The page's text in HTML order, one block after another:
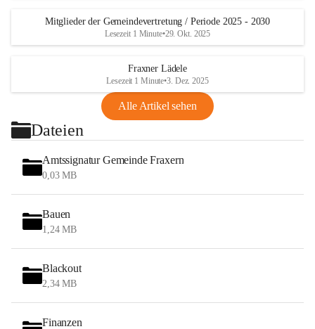
Mitglieder der Gemeindevertretung / Periode 2025 - 2030
Lesezeit 1 Minute•29. Okt. 2025
Fraxner Lädele
Lesezeit 1 Minute•3. Dez. 2025
Alle Artikel sehen
Dateien
Amtssignatur Gemeinde Fraxern
0,03 MB
Bauen
1,24 MB
Blackout
2,34 MB
Finanzen